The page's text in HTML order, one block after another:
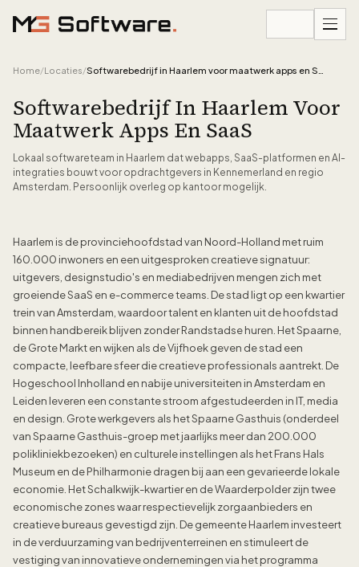
Home/Locaties/
Softwarebedrijf In Haarlem Voor
Maatwerk Apps En SaaS
Lokaal softwareteam in Haarlem dat webapps, SaaS-platformen en AI-
integraties bouwt voor opdrachtgevers in Kennemerland en regio
Amsterdam. Persoonlijk overleg op kantoor mogelijk.
Haarlem is de provinciehoofdstad van Noord-Holland met ruim
160.000 inwoners en een uitgesproken creatieve signatuur:
uitgevers, designstudio's en mediabedrijven mengen zich met
groeiende SaaS en e-commerce teams. De stad ligt op een kwartier
trein van Amsterdam, waardoor talent en klanten uit de hoofdstad
binnen handbereik blijven zonder Randstadse huren. Het Spaarne,
de Grote Markt en wijken als de Vijfhoek geven de stad een
compacte, leefbare sfeer die creatieve professionals aantrekt. De
Hogeschool Inholland en nabije universiteiten in Amsterdam en
Leiden leveren een constante stroom afgestudeerden in IT, media
en design. Grote werkgevers als het Spaarne Gasthuis (onderdeel
van Spaarne Gasthuis-groep met jaarlijks meer dan 200.000
polikliniekbezoeken) en culturele instellingen als het Frans Hals
Museum en de Philharmonie dragen bij aan een gevarieerde lokale
economie. Het Schalkwijk-kwartier en de Waarderpolder zijn twee
economische zones waar respectievelijk zorgaanbieders en
creatieve bureaus gevestigd zijn. De gemeente Haarlem investeert
in de verduurzaming van bedrijventerreinen en stimuleert de
vestiging van innovatieve ondernemingen via het programma